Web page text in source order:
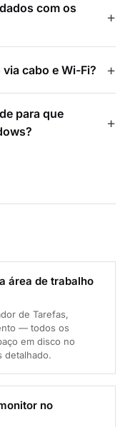
com os
cabo e Wi-Fi?
para que
área de trabalho
de Tarefas,
— todos os
em disco no
detalhado.
no